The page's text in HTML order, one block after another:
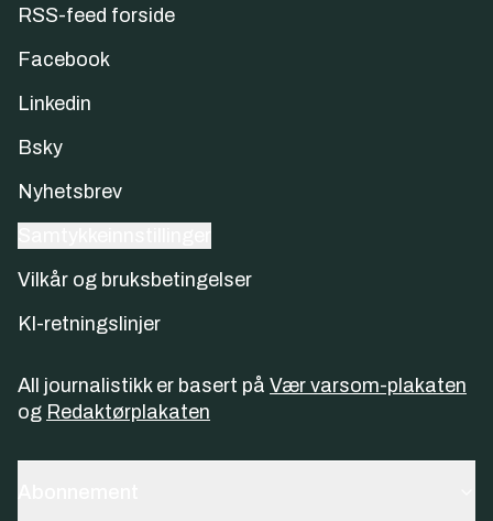
RSS-feed forside
Facebook
Linkedin
Bsky
Nyhetsbrev
Vilkår og bruksbetingelser
KI-retningslinjer
All journalistikk er basert på Vær varsom-plakaten
og Redaktørplakaten